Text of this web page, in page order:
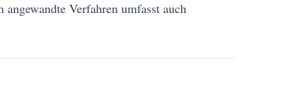
Verfahren umfasst auch